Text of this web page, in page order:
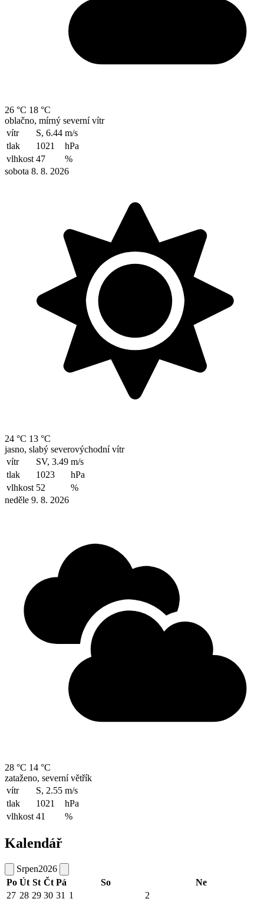
26 °C 18 °C
oblačno, mírný severní vítr
vítr
S, 6.44 m/s
tlak
1021
hPa
vlhkost 47
%
sobota 8. 8. 2026
24 °C 13 °C
jasno, slabý severovýchodní vítr
vítr
SV, 3.49 m/s
tlak
1023
hPa
vlhkost 52
%
neděle 9. 8. 2026
28 °C 14 °C
zataženo, severní větřík
vítr
S, 2.55 m/s
tlak
1021
hPa
vlhkost 41 %
Kalendář
Srpen2026
Po Út St Čt Pá So
Ne
27 28 29 30 31 1 2